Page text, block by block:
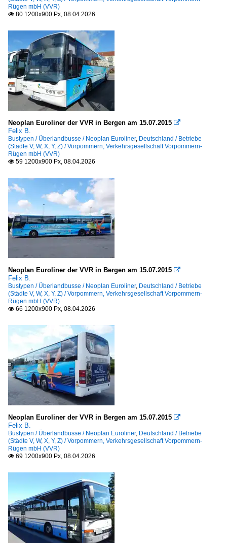
Rügen mbH (VVR)
 80 1200x900 Px, 08.04.2026
Neoplan Euroliner der VVR in Bergen am 15.07.2015 
Felix B.
Bustypen / Überlandbusse / Neoplan Euroliner, Deutschland / Betriebe
(Städte V, W, X, Y, Z) / Vorpommern, Verkehrsgesellschaft Vorpommern-
Rügen mbH (VVR)
 59 1200x900 Px, 08.04.2026
Neoplan Euroliner der VVR in Bergen am 15.07.2015 
Felix B.
Bustypen / Überlandbusse / Neoplan Euroliner, Deutschland / Betriebe
(Städte V, W, X, Y, Z) / Vorpommern, Verkehrsgesellschaft Vorpommern-
Rügen mbH (VVR)
 66 1200x900 Px, 08.04.2026
Neoplan Euroliner der VVR in Bergen am 15.07.2015 
Felix B.
Bustypen / Überlandbusse / Neoplan Euroliner, Deutschland / Betriebe
(Städte V, W, X, Y, Z) / Vorpommern, Verkehrsgesellschaft Vorpommern-
Rügen mbH (VVR)
 69 1200x900 Px, 08.04.2026